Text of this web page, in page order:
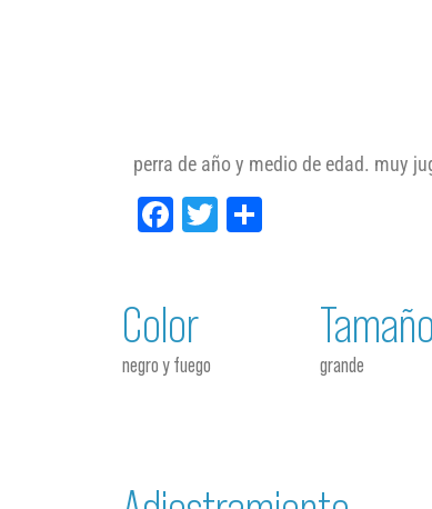
perra de año y medio de edad. muy
Facebook
Twitter
Color
negro y fuego
Tamaño
grande